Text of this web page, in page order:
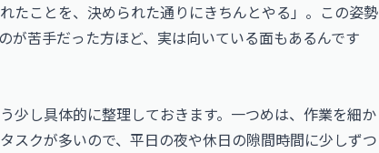
たことを、決められた通りにきちんとやる」。この姿勢
が苦手だった方ほど、実は向いている面もあるんです
少し具体的に整理しておきます。一つめは、作業を細か
スクが多いので、平日の夜や休日の隙間時間に少しずつ